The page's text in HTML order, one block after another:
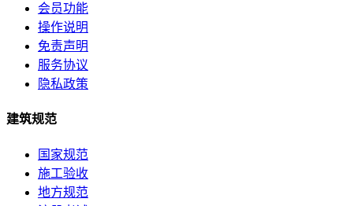
会员功能
操作说明
免责声明
服务协议
隐私政策
建筑规范
国家规范
施工验收
地方规范